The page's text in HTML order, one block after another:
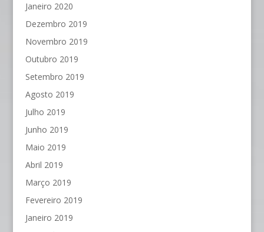
Janeiro 2020
Dezembro 2019
Novembro 2019
Outubro 2019
Setembro 2019
Agosto 2019
Julho 2019
Junho 2019
Maio 2019
Abril 2019
Março 2019
Fevereiro 2019
Janeiro 2019